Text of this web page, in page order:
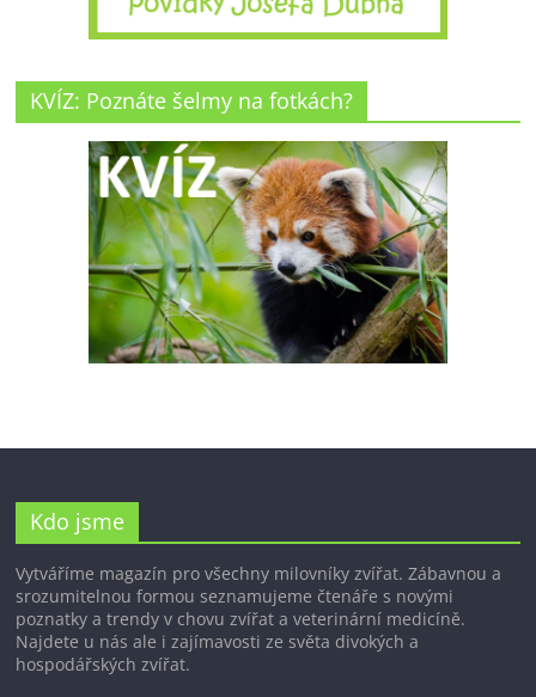
KVÍZ: Poznáte šelmy na fotkách?
Kdo jsme
Vytváříme magazín pro všechny milovníky zvířat. Zábavnou a
srozumitelnou formou seznamujeme čtenáře s novými
poznatky a trendy v chovu zvířat a veterinární medicíně.
Najdete u nás ale i zajímavosti ze světa divokých a
hospodářských zvířat.